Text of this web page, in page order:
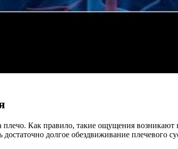
Как правило, такие ощущения
долгое обездвиживание плечевого